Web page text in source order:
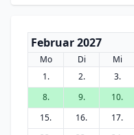
Februar 2027
Mo Di Mi
1.
2. 3.
8.
9. 10.
15.
16. 17.